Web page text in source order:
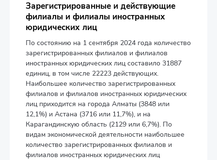
Зарегистрированные и действующие
филиалы и филиалы иностранных
юридических лиц
По состоянию на 1 сентября 2024 года количество
зарегистрированных филиалов и филиалов
иностранных юридических лиц составило 31887
единиц, в том числе 22223 действующих.
Наибольшее количество зарегистрированных
филиалов и филиалов иностранных юридических
лиц приходится на города Алматы (3848 или
12,1%) и Астана (3716 или 11,7%), и на
Карагандинскую область (2129 или 6,7%). По
видам экономической деятельности наибольшее
количество зарегистрированных филиалов и
филиалов иностранных юридических лиц